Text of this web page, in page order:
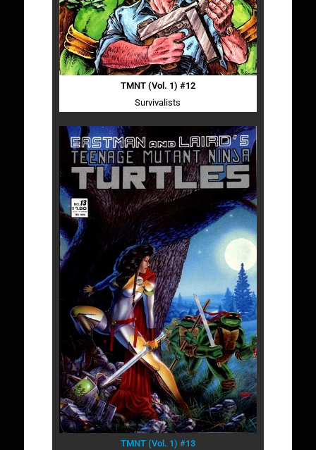
TMNT (Vol. 1) #12
Survivalists
TMNT (Vol. 1) #13